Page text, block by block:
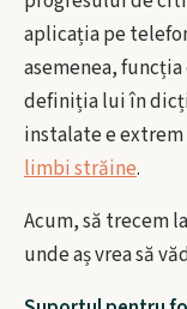
aplicația pe
asemenea,
definiția lui în
instalate e
limbi străine.
Acum, să trecem
unde aș vrea să